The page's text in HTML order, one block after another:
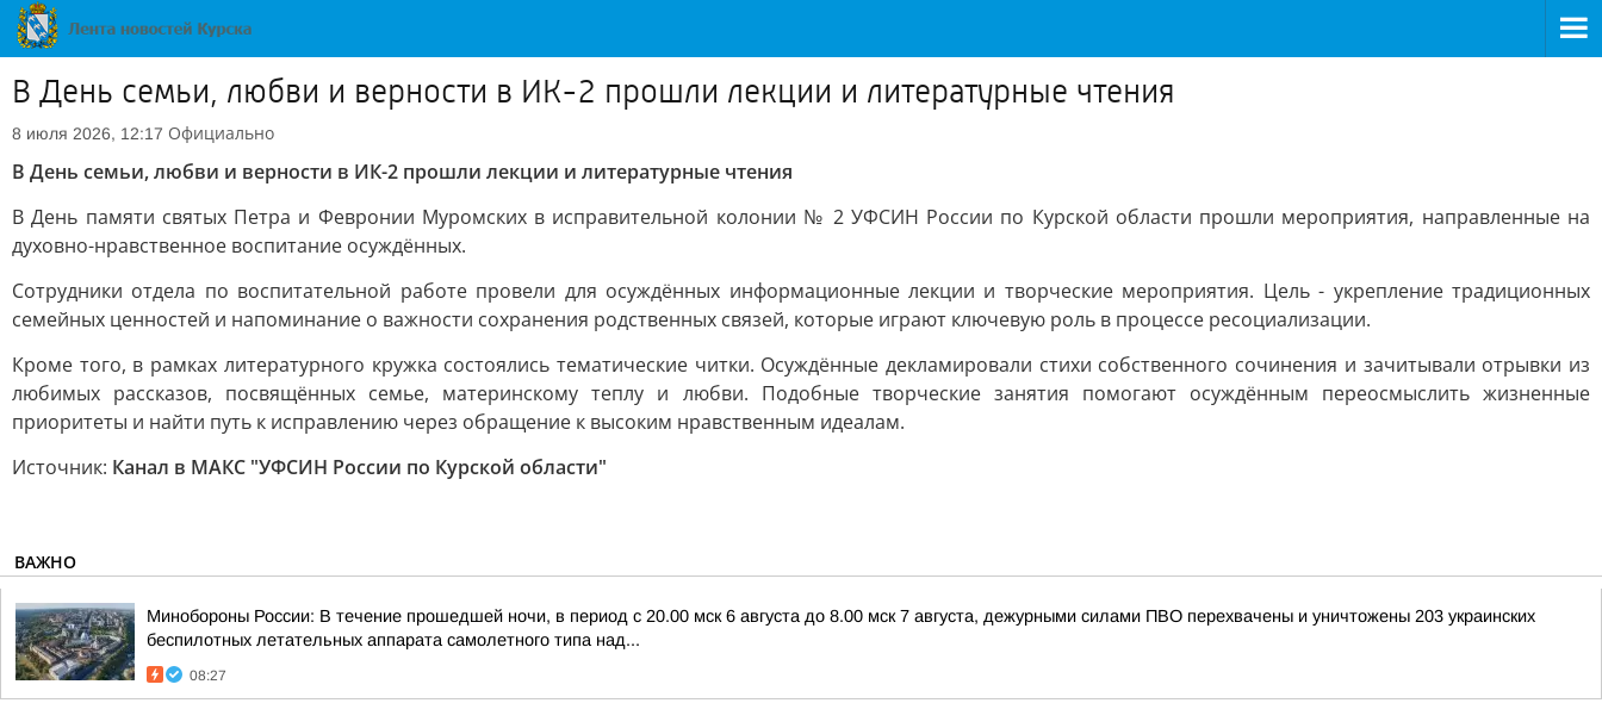
В День семьи, любви и верности в ИК-2 прошли лекции и литературные чтения
8 июля 2026, 12:17 Официально
В День семьи, любви и верности в ИК-2 прошли лекции и литературные чтения
В День памяти святых Петра и Февронии Муромских в исправительной колонии № 2 УФСИН России по Курской области прошли мероприятия, направленные на
духовно-нравственное воспитание осуждённых.
Сотрудники отдела по воспитательной работе провели для осуждённых информационные лекции и творческие мероприятия. Цель - укрепление традиционных
семейных ценностей и напоминание о важности сохранения родственных связей, которые играют ключевую роль в процессе ресоциализации.
Кроме того, в рамках литературного кружка состоялись тематические читки. Осуждённые декламировали стихи собственного сочинения и зачитывали отрывки из
любимых рассказов, посвящённых семье, материнскому теплу и любви. Подобные творческие занятия помогают осуждённым переосмыслить жизненные
приоритеты и найти путь к исправлению через обращение к высоким нравственным идеалам.
Источник: Канал в МАКС "УФСИН России по Курской области"
ВАЖНО
Минобороны России: В течение прошедшей ночи, в период с 20.00 мск 6 августа до 8.00 мск 7 августа, дежурными силами ПВО перехвачены и уничтожены 203 украинских
беспилотных летательных аппарата самолетного типа над...
08:27